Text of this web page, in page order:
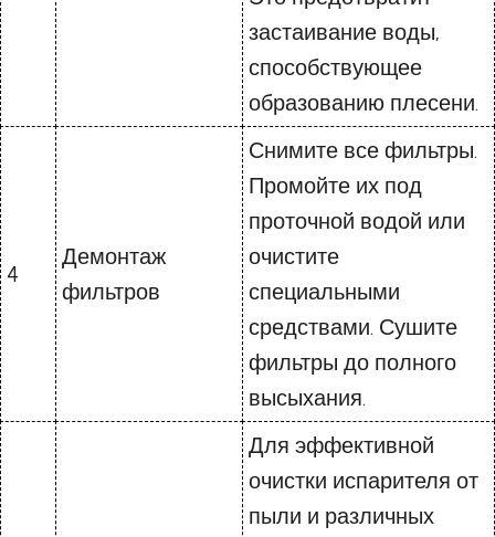
застаивание воды,
способствующее
образованию плесени.
4
Демонтаж
фильтров
Снимите все фильтры.
Промойте их под
проточной водой или
очистите
специальными
средствами. Сушите
фильтры до полного
высыхания.
Для эффективной
очистки испарителя от
пыли и различных